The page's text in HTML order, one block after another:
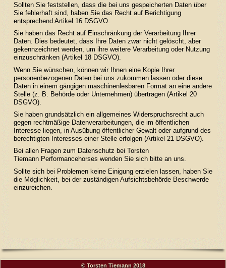
Sollten Sie feststellen, dass die bei uns gespeicherten Daten über
Sie fehlerhaft sind, haben Sie das Recht auf Berichtigung
entsprechend Artikel 16 DSGVO.
Sie haben das Recht auf Einschränkung der Verarbeitung Ihrer
Daten. Dies bedeutet, dass Ihre Daten zwar nicht gelöscht, aber
gekennzeichnet werden, um ihre weitere Verarbeitung oder Nutzung
einzuschränken (Artikel 18 DSGVO).
Wenn Sie wünschen, können wir Ihnen eine Kopie Ihrer
personenbezogenen Daten bei uns zukommen lassen oder diese
Daten in einem gängigen maschinenlesbaren Format an eine andere
Stelle (z. B. Behörde oder Unternehmen) übertragen (Artikel 20
DSGVO).
Sie haben grundsätzlich ein allgemeines Widerspruchsrecht auch
gegen rechtmäßige Datenverarbeitungen, die im öffentlichen
Interesse liegen, in Ausübung öffentlicher Gewalt oder aufgrund des
berechtigten Interesses einer Stelle erfolgen (Artikel 21 DSGVO).
Bei allen Fragen zum Datenschutz bei Torsten
Tiemann Performancehorses wenden Sie sich bitte an uns.
Sollte sich bei Problemen keine Einigung erzielen lassen, haben Sie
die Möglichkeit, bei der zuständigen Aufsichtsbehörde Beschwerde
einzureichen.
© Torsten Tiemann 2018